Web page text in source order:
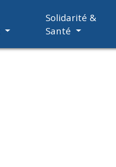
Solidarité &
Santé